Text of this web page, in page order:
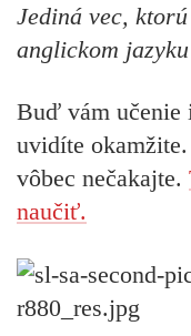
Jediná vec,
anglickom jazyku
Buď vám učenie
uvidíte
vôbec nečakajte.
naučiť.